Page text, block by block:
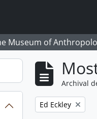
Museum of
Archival
Remove filter:
Ed Eckley